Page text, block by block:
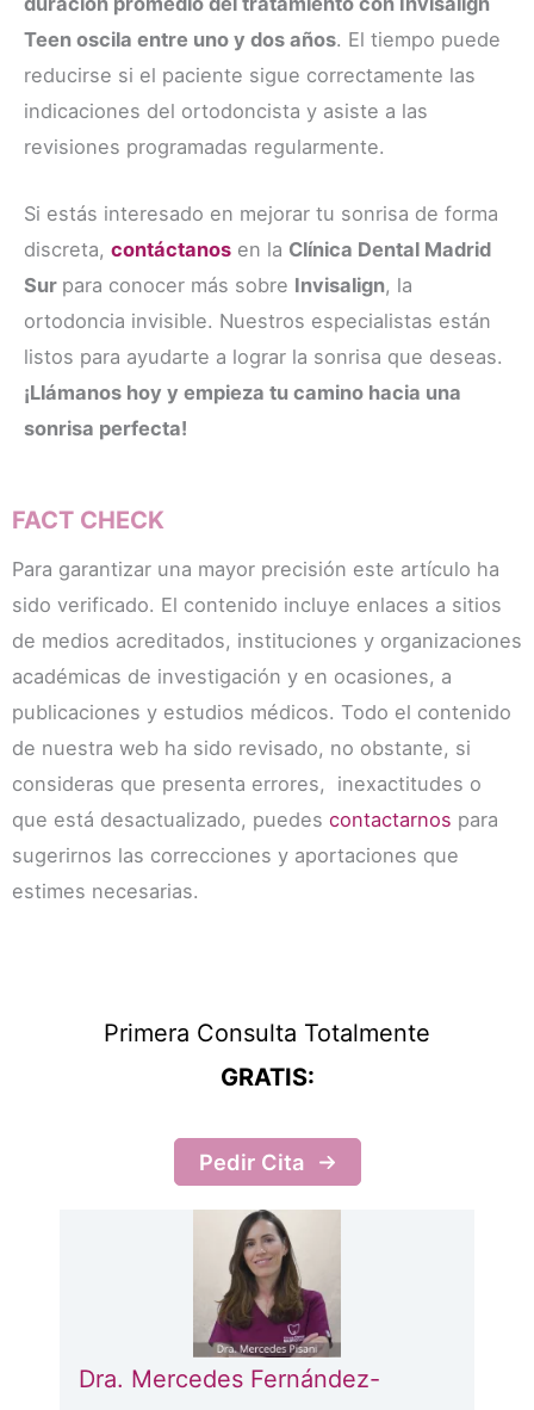
Teen oscila entre uno y dos años. El tiempo puede
reducirse si el paciente sigue correctamente las
indicaciones del ortodoncista y asiste a las
revisiones programadas regularmente.
Si estás interesado en mejorar tu sonrisa de forma
discreta, contáctanos en la Clínica Dental Madrid
Sur para conocer más sobre Invisalign, la
ortodoncia invisible. Nuestros especialistas están
listos para ayudarte a lograr la sonrisa que deseas.
¡Llámanos hoy y empieza tu camino hacia una
sonrisa perfecta!
FACT CHECK
Para garantizar una mayor precisión este artículo ha
sido verificado. El contenido incluye enlaces a sitios
de medios acreditados, instituciones y organizaciones
académicas de investigación y en ocasiones, a
publicaciones y estudios médicos. Todo el contenido
de nuestra web ha sido revisado, no obstante, si
consideras que presenta errores, inexactitudes o
que está desactualizado, puedes contactarnos para
sugerirnos las correcciones y aportaciones que
estimes necesarias.
Primera Consulta Totalmente
GRATIS:
Pedir Cita
Dra. Mercedes Fernández-